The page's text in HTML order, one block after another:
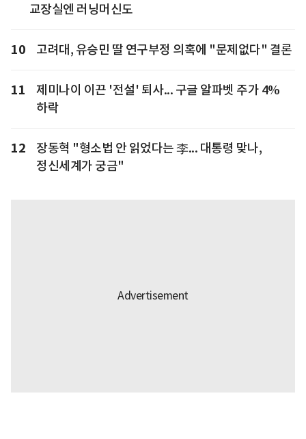
교장실엔 러닝머신도
10 고려대, 유승민 딸 연구부정 의혹에 "문제없다" 결론
11
제미나이 이끈 '전설' 퇴사... 구글 알파벳 주가 4%
하락
12
장동혁 "형소법 안 읽었다는 李... 대통령 맞나,
정신세계가 궁금"